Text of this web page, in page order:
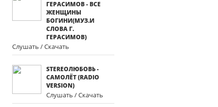
ГЕРАСИМОВ - ВСЕ
ЖЕНЩИНЫ
БОГИНИ(МУЗ.И
СЛОВА Г.
ГЕРАСИМОВ)
Слушать / Скачать
STEREOЛЮБОВЬ -
САМОЛЁТ (RADIO
VERSION)
Слушать / Скачать